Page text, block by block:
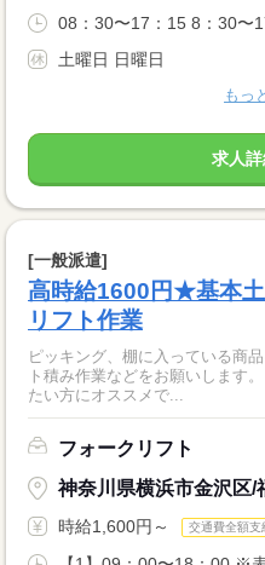
08：30〜17：15 8：30〜
土曜日 日曜日
もっ
求人
[一般派遣]
高時給1600円★基本
リフト作業
ピッキング、棚に入っている商
ト積み作業などをお願いします
たい方にオススメで...
フォークリフト
神奈川県横浜市金沢区/
時給1,600円～ 交通費全額支